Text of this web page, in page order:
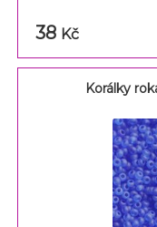
38 Kč
Korálky